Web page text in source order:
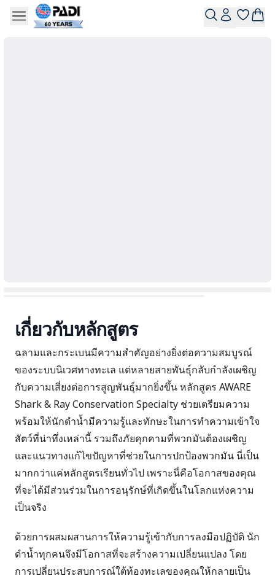
เกี่ยวกับหลักสูตร
ฉลามและกระเบนมีความสำคัญอย่างยิ่งต่อความสมบูรณ์
ของระบบนิเวศทางทะเล แต่หลายสายพันธุ์กลับกำลังเผชิญ
กับความเสี่ยงต่อการสูญพันธุ์มากยิ่งขึ้น หลักสูตร AWARE
Shark & Ray Conservation Specialty ช่วยเตรียมความ
พร้อมให้นักดำน้ำมีความรู้และทักษะในการทำความเข้าใจ
สัตว์ที่น่าทึ่งเหล่านี้ รวมถึงภัยคุกคามที่พวกมันต้องเผชิญ
และแนวทางแก้ไขปัญหาที่ช่วยในการปกป้องพวกมัน นี่เป็น
มากกว่าแค่หลักสูตรเรียนทั่วไป เพราะนี่คือโอกาสของคุณ
ที่จะได้มีส่วนร่วมในการอนุรักษ์ที่เกิดขึ้นในโลกแห่งความ
เป็นจริง
ด้วยการผสมผสานการให้ความรู้เข้ากับการลงมือปฏิบัติ นัก
ดำน้ำทุกคนจึงมีโอกาสที่จะสร้างความเปลี่ยนแปลง โดย
การเปลี่ยนประสบการณ์ใต้ท้องทะเลของคุณให้กลายเป็น